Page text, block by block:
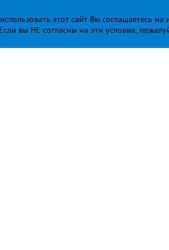
этот сайт Вы соглашаетесь
вы НЕ согласны на эти условия,